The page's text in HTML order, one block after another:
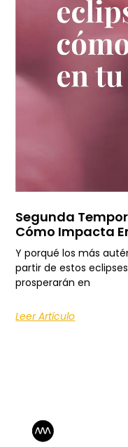
Segunda
Cómo Impacta
Y porqué los más
partir de estos
prosperarán en
Leer Artículo